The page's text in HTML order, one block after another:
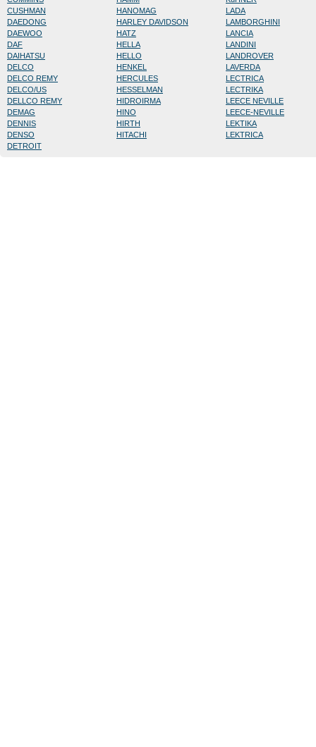
CUSHMAN
DAEDONG
DAEWOO
DAF
DAIHATSU
DELCO
DELCO REMY
DELCO/US
DELLCO REMY
DEMAG
DENNIS
DENSO
DETROIT
HANOMAG
HARLEY DAVIDSON
HATZ
HELLA
HELLO
HENKEL
HERCULES
HESSELMAN
HIDROIRMA
HINO
HIRTH
HITACHI
LADA
LAMBORGHINI
LANCIA
LANDINI
LANDROVER
LAVERDA
LECTRICA
LECTRIKA
LEECE NEVILLE
LEECE-NEVILLE
LEKTIKA
LEKTRICA